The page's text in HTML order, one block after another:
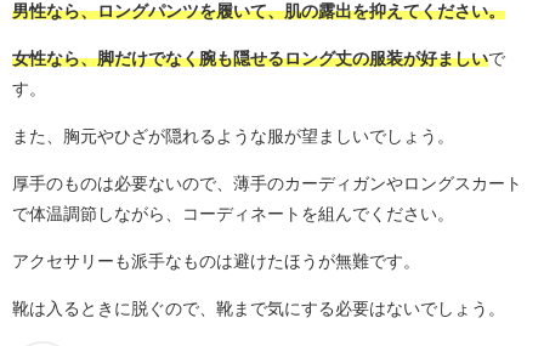
男性なら、ロングパンツを履いて、肌の露出を抑えてください。
女性なら、脚だけでなく腕も隠せるロング丈の服装が好ましいで
す。
また、胸元やひざが隠れるような服が望ましいでしょう。
厚手のものは必要ないので、薄手のカーディガンやロングスカート
で体温調節しながら、コーディネートを組んでください。
アクセサリーも派手なものは避けたほうが無難です。
靴は入るときに脱ぐので、靴まで気にする必要はないでしょう。